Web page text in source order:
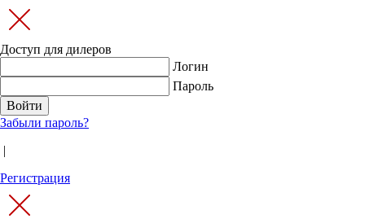
Доступ для дилеров
Логин
Пароль
Забыли пароль?
|
Регистрация